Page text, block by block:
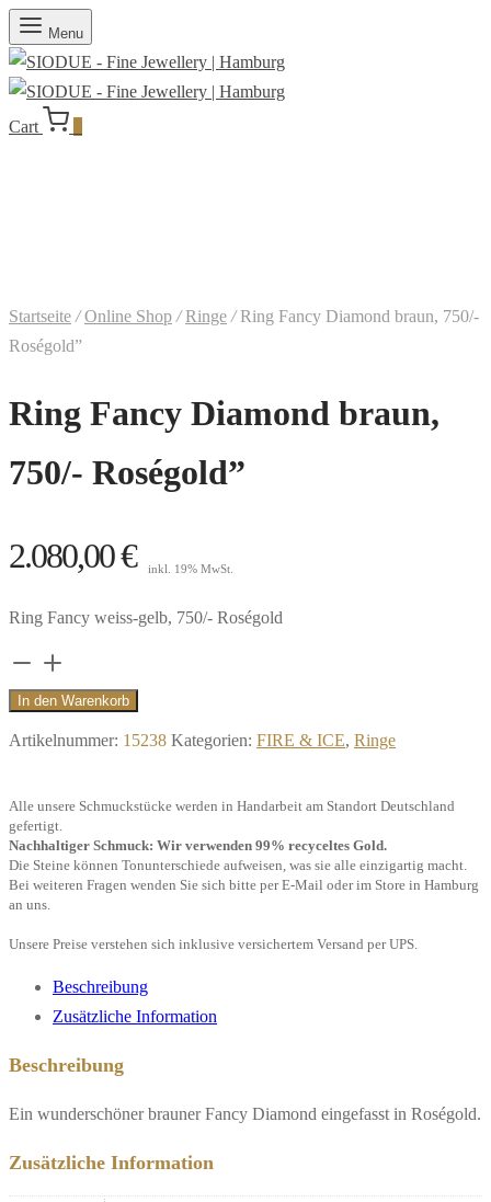
Menu
Cart
Startseite / Online Shop / Ringe /Ring Fancy Diamond braun, 750/-
Roségold”
Ring Fancy Diamond braun,
750/- Roségold”
2.080,00€ inkl. 19% MwSt.
Ring Fancy weiss-gelb, 750/- Roségold
Ring
Fancy
braun,
Roségold"
Menge
In den Warenkorb
Artikelnummer: 15238 Kategorien: FIRE & ICE, Ringe
Alle unsere Schmuckstücke werden in Handarbeit am Standort Deutschland
gefertigt.
Nachhaltiger Schmuck: Wir verwenden 99% recyceltes Gold.
Die Steine können Tonunterschiede aufweisen, was sie alle einzigartig macht.
Bei weiteren Fragen wenden Sie sich bitte per E-Mail oder im Store in Hamburg
an uns.
Unsere Preise verstehen sich inklusive versichertem Versand per UPS.
Beschreibung
Zusätzliche Information
Beschreibung
Ein wunderschöner brauner Fancy Diamond eingefasst in Roségold.
Zusätzliche Information